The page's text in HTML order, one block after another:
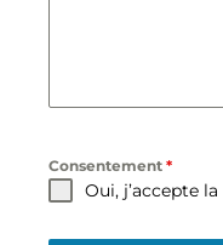
Consentement *
Oui, j’accepte la